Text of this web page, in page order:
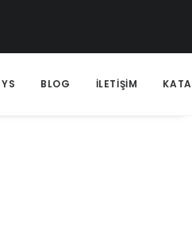
BLOG İLETİŞİM